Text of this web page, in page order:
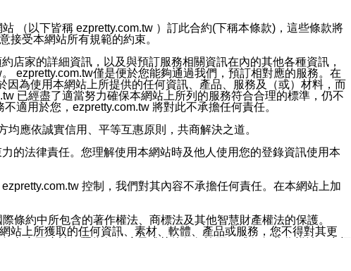
能依照該資料或電子郵件所指示之方法、說明或功能連結，隨時
條件者，將可收到通知型訊息。
（以下皆稱 ezpretty.com.tw ）訂此合約(下稱本條款)，這些條款將
接受本網站所有規範的約束。
店家的詳細資訊，以及與預訂服務相關資訊在內的其他各種資訊，
ezpretty.com.tw僅是便於您能夠通過我們，預訂相對應的服務。在
為使用本網站上所提供的任何資訊、產品、服務及（或）材料，而
已經盡了適當努力確保本網站上所列的服務符合合理的標準，仍不
適用於您，ezpretty.com.tw 將對此不承擔任何責任。
應依誠實信用、平等互惠原則，共商解決之道。
的法律責任。您理解使用本網站時及他人使用您的登錄資訊使用本
控制，我們對其內容不承擔任何責任。在本網站上加
條約中所包含的著作權法、商標法及其他智慧財產權法的保護。
站上所獲取的任何資訊、素材、軟體、產品或服務，您不得對其更